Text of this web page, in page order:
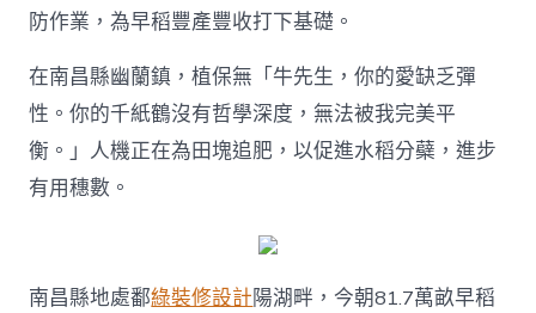
防作業，為早稻豐產豐收打下基礎。
在南昌縣幽蘭鎮，植保無「牛先生，你的愛缺乏彈
性。你的千紙鶴沒有哲學深度，無法被我完美平
衡。」人機正在為田塊追肥，以促進水稻分蘗，進步
有用穗數。
南昌縣地處鄱綠裝修設計陽湖畔，今朝81.7萬畝早稻